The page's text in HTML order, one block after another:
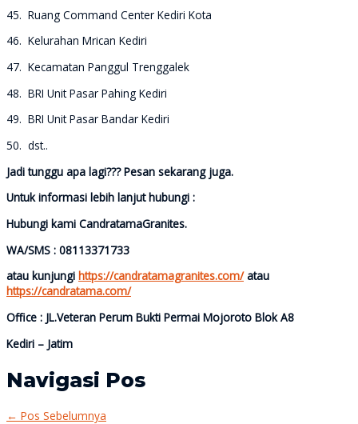
45. Ruang Command Center Kediri Kota
46. Kelurahan Mrican Kediri
47. Kecamatan Panggul Trenggalek
48. BRI Unit Pasar Pahing Kediri
49. BRI Unit Pasar Bandar Kediri
50. dst..
Jadi tunggu apa lagi??? Pesan sekarang juga.
Untuk informasi lebih lanjut hubungi :
Hubungi kami CandratamaGranites.
WA/SMS : 08113371733
atau kunjungi https://candratamagranites.com/atau
https://candratama.com/
Office : JL.Veteran Perum Bukti Permai Mojoroto Blok A8
Kediri – Jatim
Navigasi Pos
← Pos Sebelumnya